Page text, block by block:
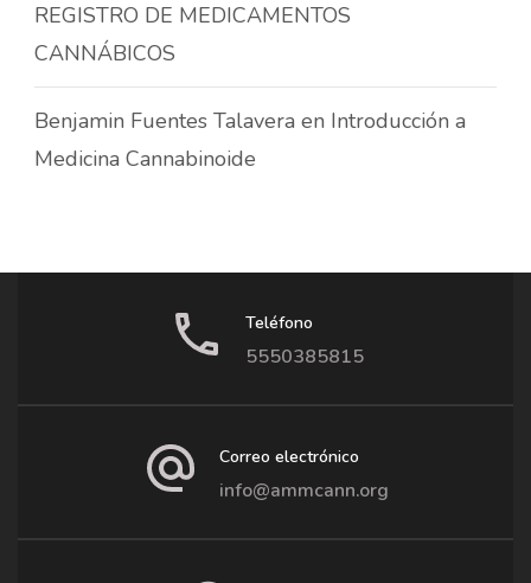
REGISTRO DE MEDICAMENTOS
CANNÁBICOS
Benjamin Fuentes Talavera en Introducción a
Medicina Cannabinoide
Teléfono
5550385815
Correo electrónico
info@ammcann.org